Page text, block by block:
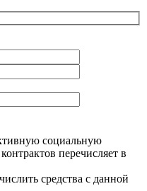
социальную
перечисляет в
средства с данной